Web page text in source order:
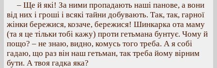
– Ще й які! За ними пропадають наші панове, а вони
від них і гроші і всякі тайни добувають. Так, так, гарної
жінки бережися, козаче, бережися! Шинкарка ота маму
(та я це тільки тобі кажу) проти гетьмана бунтує. Чому й
пощо? – не знаю, видно, комусь того треба. А я собі
гадаю, що раз він наш гетьман, так треба йому вірним
бути. А твоя гадка яка?